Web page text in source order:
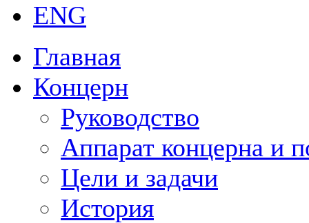
ENG
Главная
Концерн
Руководство
Аппарат концерна и
Цели и задачи
История